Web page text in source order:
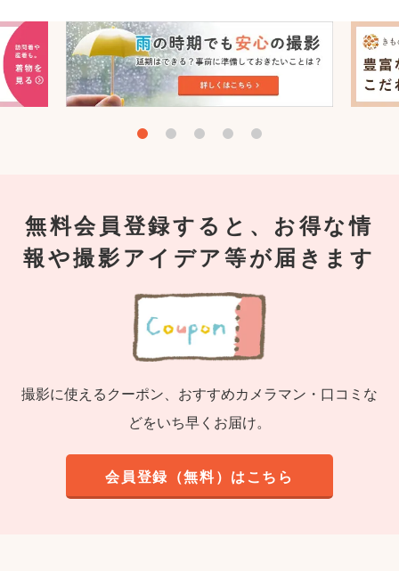
無料会員登録すると、お得な情
報や撮影アイデア等が届きます
撮影に使えるクーポン、おすすめカメラマン・口コミな
どをいち早くお届け。
会員登録（無料）はこちら